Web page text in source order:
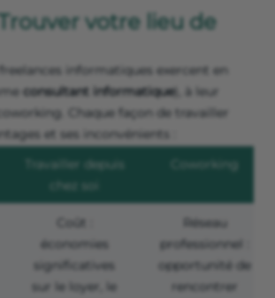
votre lieu de
informatiques exercent en
consultant informatique), à leur
Chaque façon de travailler
et ses inconvénients :
Travailler depuis
chez soi
Coworking
Coût :
économies
significatives
sur le loyer, le
Réseau
professionnel :
opportunité de
rencontrer